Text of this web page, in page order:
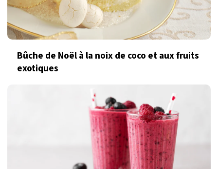
Bûche de Noël à la noix de coco et aux fruits
exotiques